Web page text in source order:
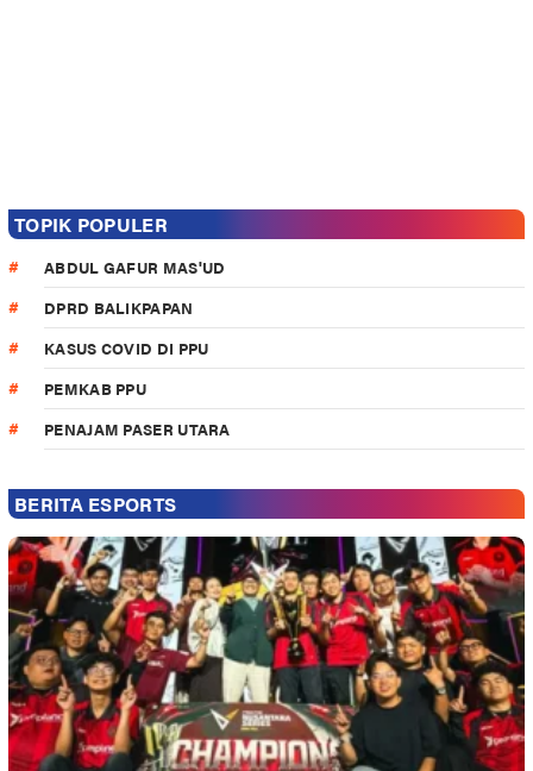
TOPIK POPULER
ABDUL GAFUR MAS'UD
DPRD BALIKPAPAN
KASUS COVID DI PPU
PEMKAB PPU
PENAJAM PASER UTARA
BERITA ESPORTS